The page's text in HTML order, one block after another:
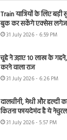
Train यात्रियों के लिए
बुक कर सकेंगे एक्सेस लगेज
31 July 2026 - 6:59 PM
चूहे ने उड़ाए 10 लाख के
करने वाला राज
31 July 2026 - 6:26 PM
दालचीनी, मेथी और हल्दी
कितना फायदेमंद है ये
31 July 2026 - 5:57 PM